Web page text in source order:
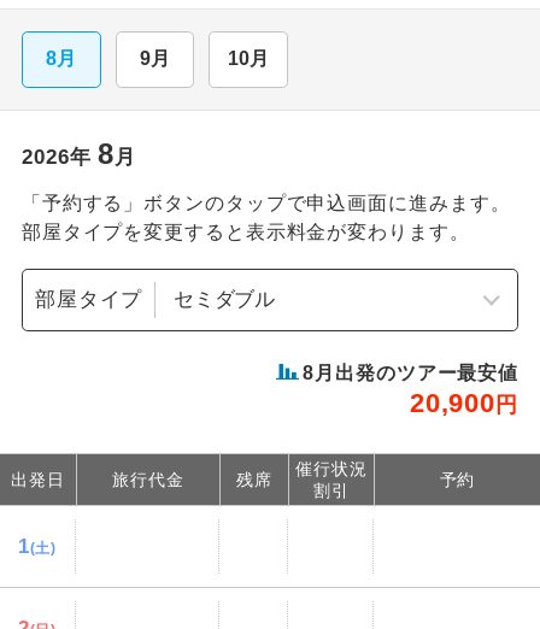
8月 9月 10月
2026年 8月
「予約する」ボタンのタップで申込画面に進みます。
部屋タイプを変更すると表示料金が変わります。
部屋タイプ
8 月出発のツアー最安値
20,900 円
出発日 旅行代金 残席
催行状況
割引
予約
1(土)